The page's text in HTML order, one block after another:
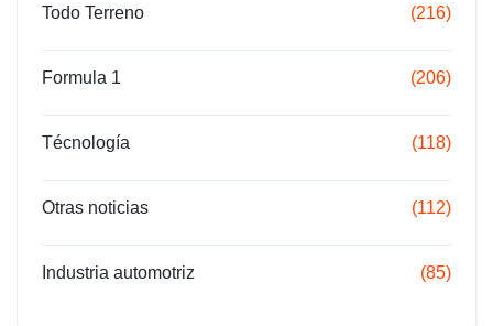
Todo Terreno (216)
Formula 1 (206)
Técnología (118)
Otras noticias (112)
Industria automotriz (85)